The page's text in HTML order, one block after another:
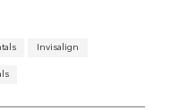
Invisalign